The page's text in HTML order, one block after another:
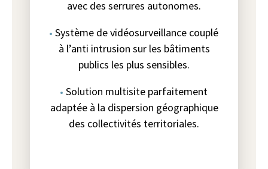
avec des serrures autonomes.
Système de vidéosurveillance couplé
à l’anti intrusion sur les bâtiments
publics les plus sensibles.
Solution multisite parfaitement
adaptée à la dispersion géographique
des collectivités territoriales.